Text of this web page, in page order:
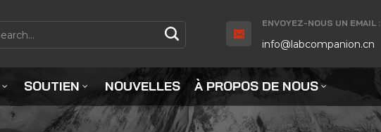
ENVOYEZ-NOUS UN EMAIL :
info@labcompanion.cn
SOUTIEN NOUVELLES À PROPOS DE NOUS